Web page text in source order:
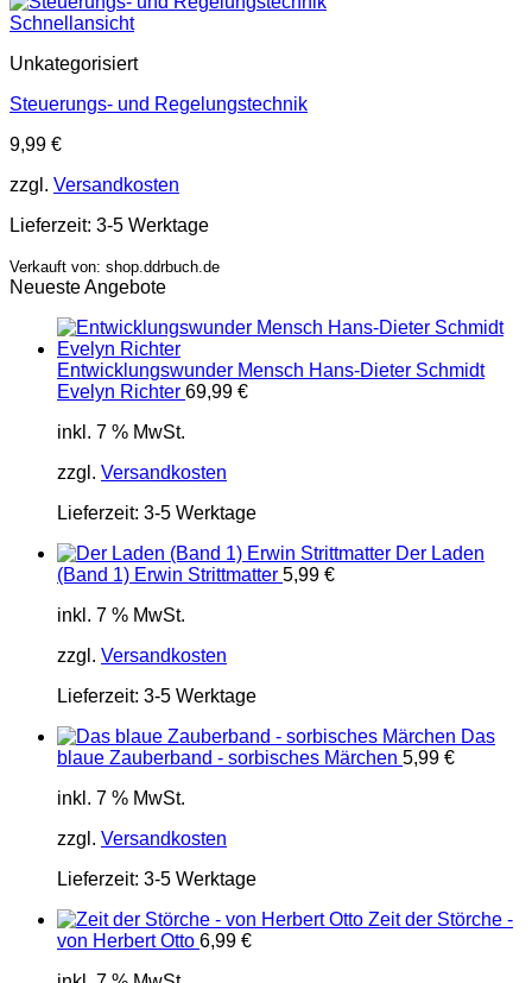
Schnellansicht
Unkategorisiert
Steuerungs- und Regelungstechnik
9,99 €
zzgl. Versandkosten
Lieferzeit: 3-5 Werktage
Verkauft von: shop.ddrbuch.de
Neueste Angebote
Entwicklungswunder Mensch Hans-Dieter Schmidt
Evelyn Richter 69,99 €
inkl. 7 % MwSt.
zzgl. Versandkosten
Lieferzeit: 3-5 Werktage
Der Laden
(Band 1) Erwin Strittmatter 5,99 €
inkl. 7 % MwSt.
zzgl. Versandkosten
Lieferzeit: 3-5 Werktage
Das
blaue Zauberband - sorbisches Märchen 5,99 €
inkl. 7 % MwSt.
zzgl. Versandkosten
Lieferzeit: 3-5 Werktage
Zeit der Störche -
von Herbert Otto 6,99 €